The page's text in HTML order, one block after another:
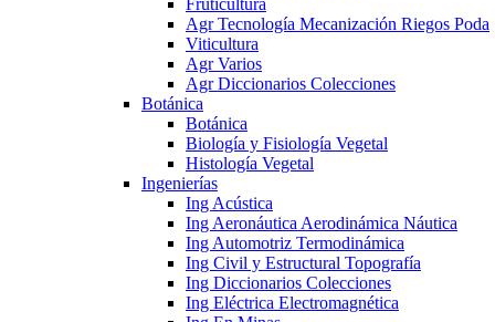
Fruticultura
Agr Tecnología Mecanización Riegos Poda
Viticultura
Agr Varios
Agr Diccionarios Colecciones
Botánica
Botánica
Biología y Fisiología Vegetal
Histología Vegetal
Ingenierías
Ing Acústica
Ing Aeronáutica Aerodinámica Náutica
Ing Automotriz Termodinámica
Ing Civil y Estructural Topografía
Ing Diccionarios Colecciones
Ing Eléctrica Electromagnética